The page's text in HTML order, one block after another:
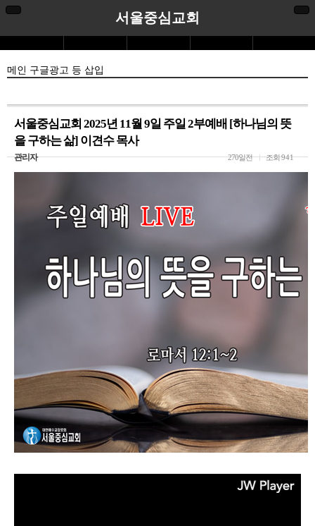
서울중심교회
메인 구글광고 등 삽입
서울중심교회 2025년 11월 9일 주일 2부예배 [하나님의 뜻
을 구하는 삶] 이견수 목사
관리자 조회941
270일전